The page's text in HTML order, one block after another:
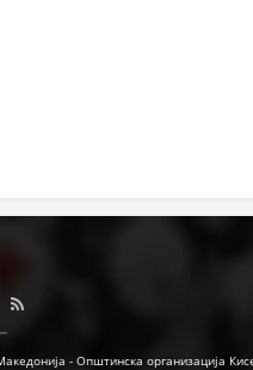
ДЕЈНОСТ
- Општинска организација